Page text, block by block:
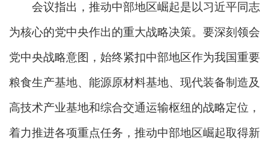
会议指出，推动中部地区崛起是以习近平同志
为核心的党中央作出的重大战略决策。要深刻领会
党中央战略意图，始终紧扣中部地区作为我国重要
粮食生产基地、能源原材料基地、现代装备制造及
高技术产业基地和综合交通运输枢纽的战略定位，
着力推进各项重点任务，推动中部地区崛起取得新